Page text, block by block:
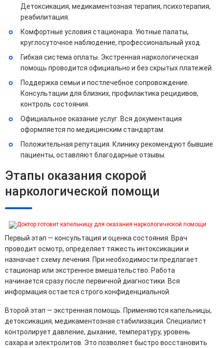
Детоксикация, медикаментозная терапия, психотерапия,
реабилитация.
Комфортные условия стационара. Уютные палаты,
круглосуточное наблюдение, профессиональный уход.
Гибкая система оплаты. Экстренная наркологическая
помощь проводится официально и без скрытых платежей.
Поддержка семьи и постлечебное сопровождение.
Консультации для близких, профилактика рецидивов,
контроль состояния.
Официальное оказание услуг. Вся документация
оформляется по медицинским стандартам.
Положительная репутация. Клинику рекомендуют бывшие
пациенты, оставляют благодарные отзывы.
Этапы оказания скорой
наркологической помощи
Первый этап — консультация и оценка состояния. Врач
проводит осмотр, определяет тяжесть интоксикации и
назначает схему лечения. При необходимости предлагает
стационар или экстренное вмешательство. Работа
начинается сразу после первичной диагностики. Вся
информация остается строго конфиденциальной.
Второй этап — экстренная помощь. Применяются капельницы,
детоксикация, медикаментозная стабилизация. Специалист
контролирует давление, дыхание, температуру, уровень
сахара и электролитов. Это позволяет быстро восстановить